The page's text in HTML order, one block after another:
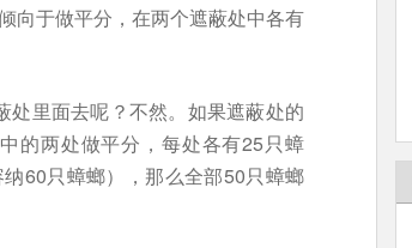
向于做平分，在两个遮蔽处中各有
里面去呢？不然。如果遮蔽处的
的两处做平分，每处各有25只蟑
60只蟑螂），那么全部50只蟑螂